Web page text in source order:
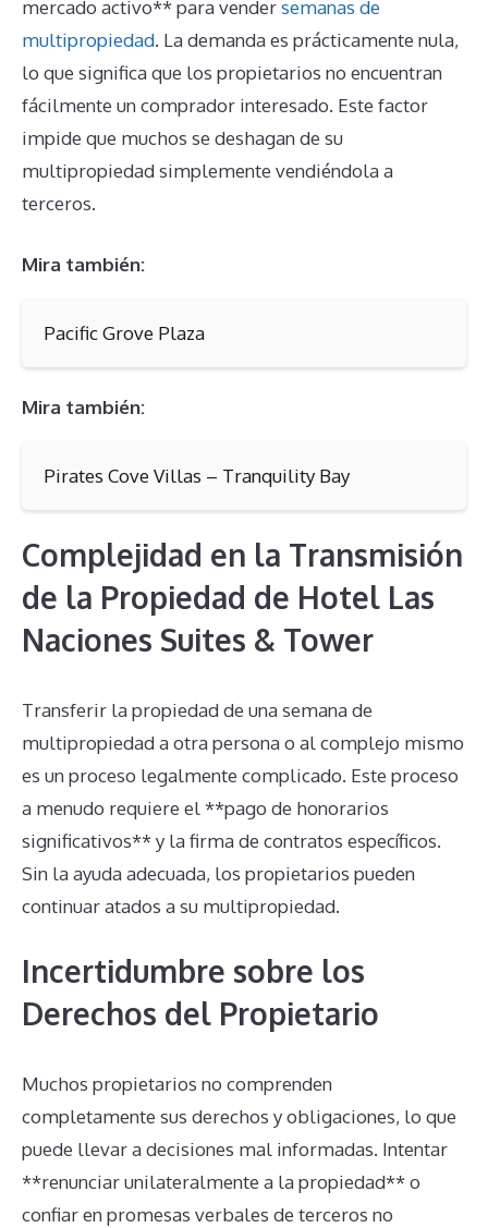
mercado activo** para vendersemanas de
multipropiedad. La demanda es prácticamente nula,
lo que significa que los propietarios no encuentran
fácilmente un comprador interesado. Este factor
impide que muchos se deshagan de su
multipropiedad simplemente vendiéndola a
terceros.
Mira también:
Pacific Grove Plaza
Mira también:
Pirates Cove Villas – Tranquility Bay
Complejidad en la Transmisión
de la Propiedad de Hotel Las
Naciones Suites & Tower
Transferir la propiedad de una semana de
multipropiedad a otra persona o al complejo mismo
es un proceso legalmente complicado. Este proceso
a menudo requiere el **pago de honorarios
significativos** y la firma de contratos específicos.
Sin la ayuda adecuada, los propietarios pueden
continuar atados a su multipropiedad.
Incertidumbre sobre los
Derechos del Propietario
Muchos propietarios no comprenden
completamente sus derechos y obligaciones, lo que
puede llevar a decisiones mal informadas. Intentar
**renunciar unilateralmente a la propiedad** o
confiar en promesas verbales de terceros no